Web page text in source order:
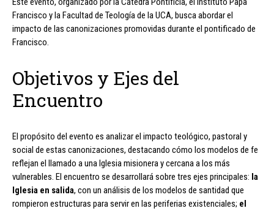
Francisco y la Facultad de Teología de la UCA, busca abordar el
impacto de las canonizaciones promovidas durante el pontificado de
Francisco.
Objetivos y Ejes del
Encuentro
El propósito del evento es analizar el impacto teológico, pastoral y
social de estas canonizaciones, destacando cómo los modelos de fe
reflejan el llamado a una Iglesia misionera y cercana a los más
vulnerables. El encuentro se desarrollará sobre tres ejes principales: la
Iglesia en salida, con un análisis de los modelos de santidad que
rompieron estructuras para servir en las periferias existenciales; el